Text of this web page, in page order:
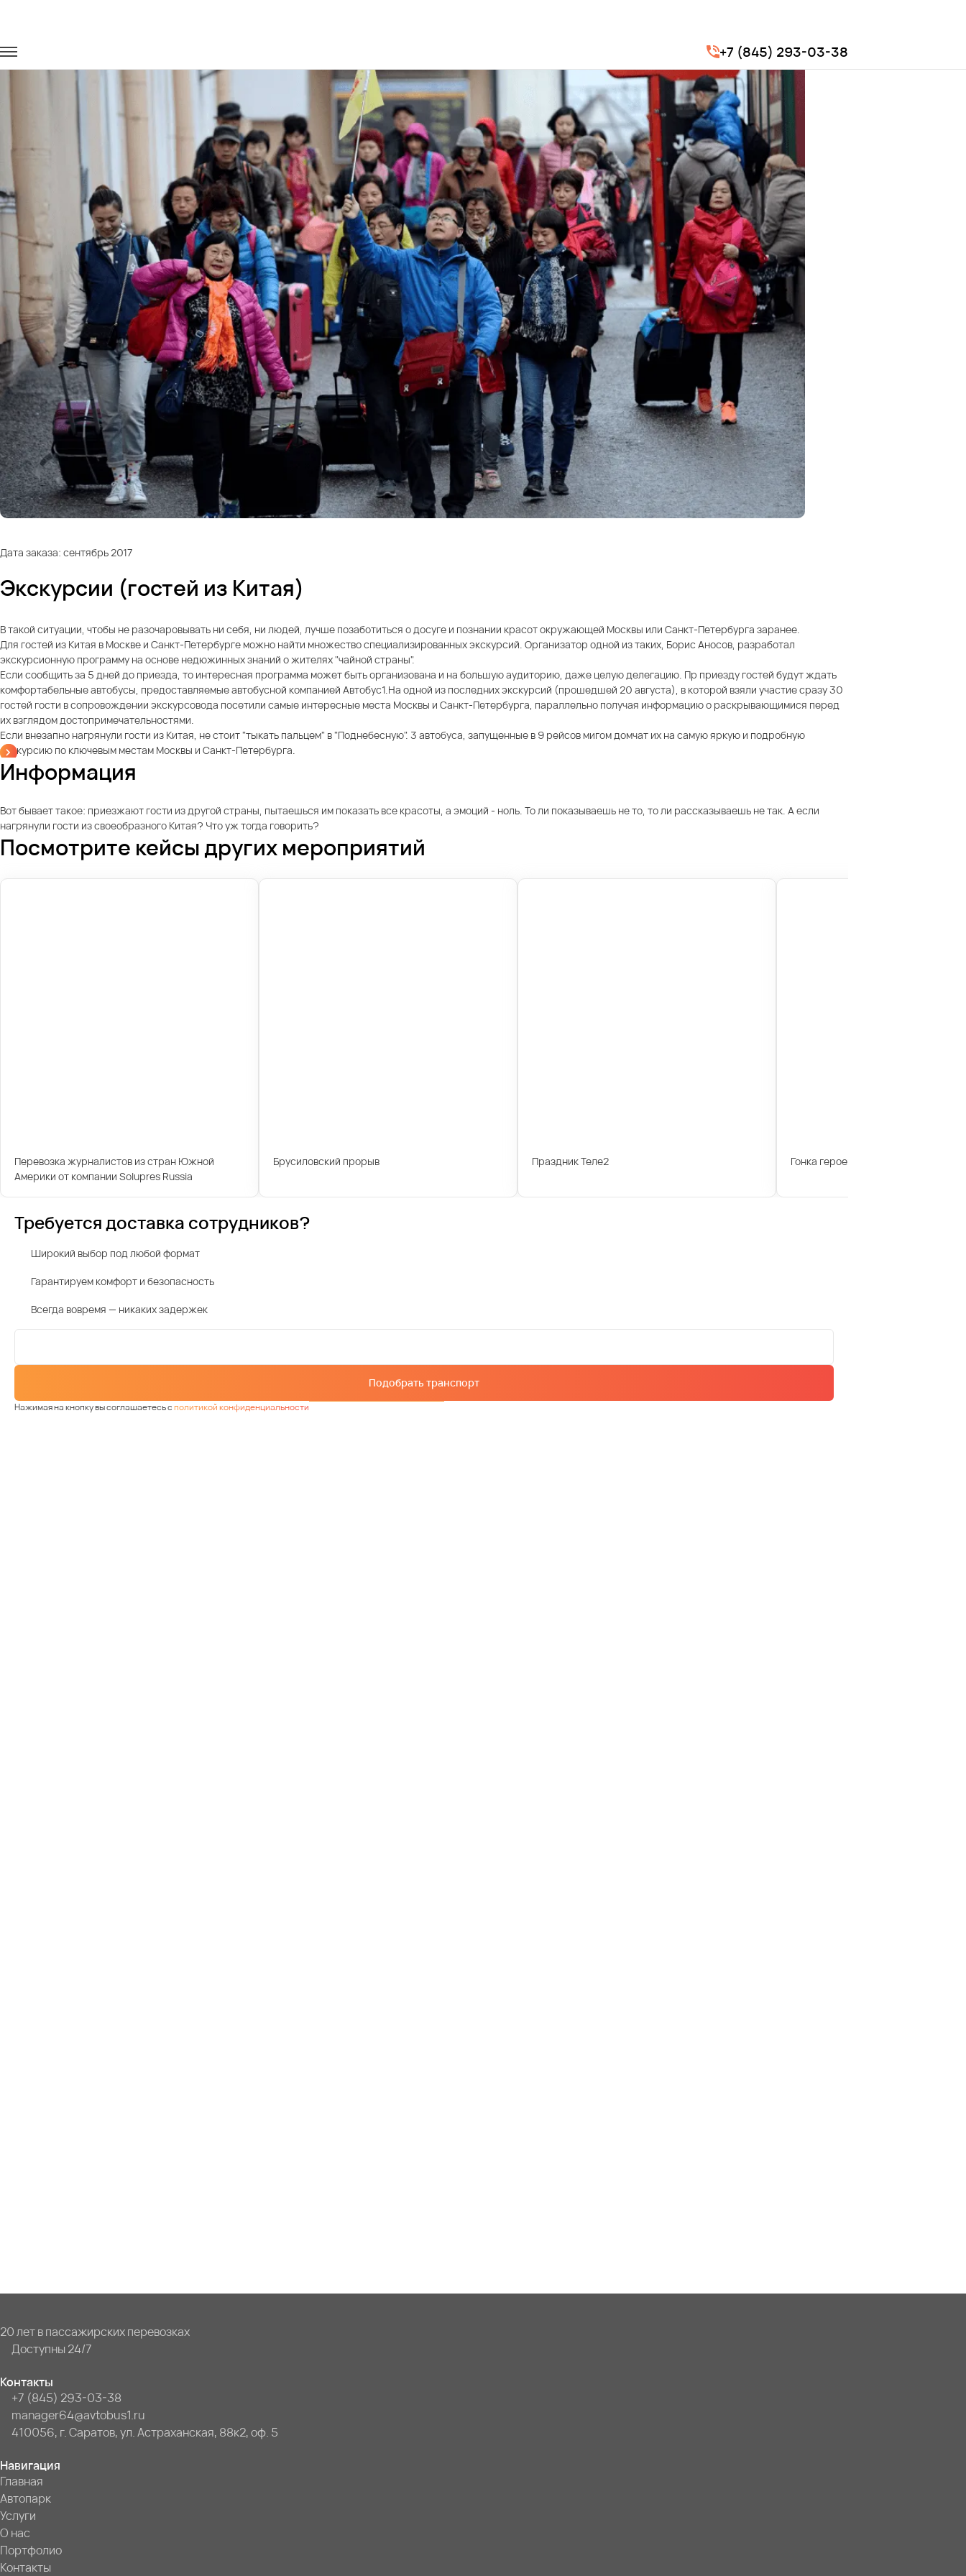
+7 (845) 293-03-38
Дата заказа: сентябрь 2017
Экскурсии (гостей из Китая)
В такой ситуации, чтобы не разочаровывать ни себя, ни людей, лучше позаботиться о досуге и познании красот окружающей Москвы или Санкт-Петербурга заранее.
Для гостей из Китая в Москве и Санкт-Петербурге можно найти множество специализированных экскурсий. Организатор одной из таких, Борис Аносов, разработал
экскурсионную программу на основе недюжинных знаний о жителях "чайной страны".
Если сообщить за 5 дней до приезда, то интересная программа может быть организована и на большую аудиторию, даже целую делегацию. Пр приезду гостей будут ждать
комфортабельные автобусы, предоставляемые автобусной компанией Автобус1.На одной из последних экскурсий (прошедшей 20 августа), в которой взяли участие сразу 30
гостей гости в сопровождении экскурсовода посетили самые интересные места Москвы и Санкт-Петербурга, параллельно получая информацию о раскрывающимися перед
их взглядом достопримечательностями.
Если внезапно нагрянули гости из Китая, не стоит "тыкать пальцем" в "Поднебесную". 3 автобуса, запущенные в 9 рейсов мигом домчат их на самую яркую и подробную
экскурсию по ключевым местам Москвы и Санкт-Петербурга.
Информация
Вот бывает такое: приезжают гости из другой страны, пытаешься им показать все красоты, а эмоций - ноль. То ли показываешь не то, то ли рассказываешь не так. А если
нагрянули гости из своеобразного Китая? Что уж тогда говорить?
Посмотрите кейсы других мероприятий
Перевозка журналистов из стран Южной
Америки от компании Solupres Russia
Брусиловский прорыв Праздник Теле2 Гонка героев
Требуется доставка сотрудников?
Широкий выбор под любой формат
Гарантируем комфорт и безопасность
Всегда вовремя — никаких задержек
Подобрать транспорт
Нажимая на кнопку вы соглашаетесь сполитикой конфиденциальности
20 лет в пассажирских перевозках
Доступны 24/7
Контакты
+7 (845) 293-03-38
manager64@avtobus1.ru
410056, г. Саратов, ул. Астраханская, 88к2, оф. 5
Навигация
Главная
Автопарк
Услуги
О нас
Портфолио
Контакты